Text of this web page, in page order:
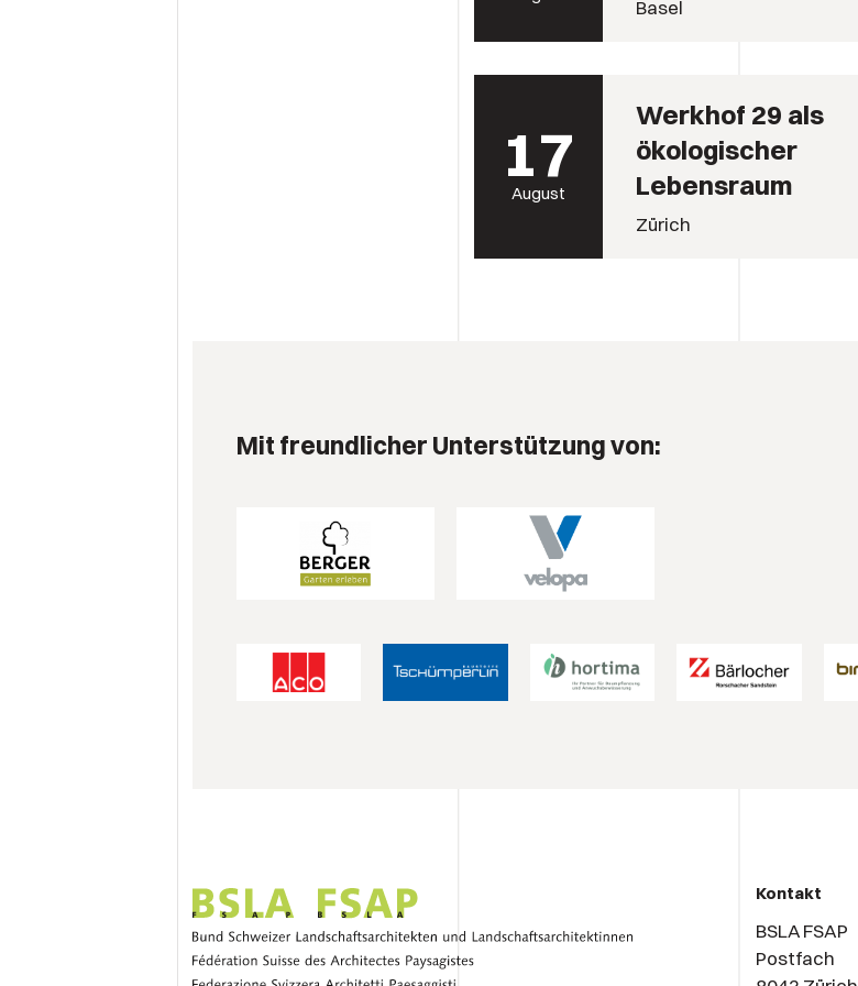
Basel
17
August
Werkhof 29 als
ökologischer
Lebensraum
Zürich
Mit freundlicher Unterstützung von:
Kontakt
BSLA FSAP
Postfach